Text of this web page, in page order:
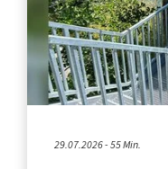
29.07.2026 - 55 Min.